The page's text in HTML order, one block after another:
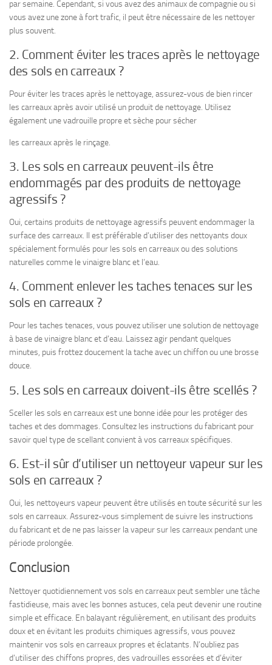
par semaine. Cependant, si vous avez des animaux de compagnie ou si
vous avez une zone à fort trafic, il peut être nécessaire de les nettoyer
plus souvent.
2. Comment éviter les traces après le nettoyage
des sols en carreaux ?
Pour éviter les traces après le nettoyage, assurez-vous de bien rincer
les carreaux après avoir utilisé un produit de nettoyage. Utilisez
également une vadrouille propre et sèche pour sécher
les carreaux après le rinçage.
3. Les sols en carreaux peuvent-ils être
endommagés par des produits de nettoyage
agressifs ?
Oui, certains produits de nettoyage agressifs peuvent endommager la
surface des carreaux. Il est préférable d’utiliser des nettoyants doux
spécialement formulés pour les sols en carreaux ou des solutions
naturelles comme le vinaigre blanc et l’eau.
4. Comment enlever les taches tenaces sur les
sols en carreaux ?
Pour les taches tenaces, vous pouvez utiliser une solution de nettoyage
à base de vinaigre blanc et d’eau. Laissez agir pendant quelques
minutes, puis frottez doucement la tache avec un chiffon ou une brosse
douce.
5. Les sols en carreaux doivent-ils être scellés ?
Sceller les sols en carreaux est une bonne idée pour les protéger des
taches et des dommages. Consultez les instructions du fabricant pour
savoir quel type de scellant convient à vos carreaux spécifiques.
6. Est-il sûr d’utiliser un nettoyeur vapeur sur les
sols en carreaux ?
Oui, les nettoyeurs vapeur peuvent être utilisés en toute sécurité sur les
sols en carreaux. Assurez-vous simplement de suivre les instructions
du fabricant et de ne pas laisser la vapeur sur les carreaux pendant une
période prolongée.
Conclusion
Nettoyer quotidiennement vos sols en carreaux peut sembler une tâche
fastidieuse, mais avec les bonnes astuces, cela peut devenir une routine
simple et efficace. En balayant régulièrement, en utilisant des produits
doux et en évitant les produits chimiques agressifs, vous pouvez
maintenir vos sols en carreaux propres et éclatants. N’oubliez pas
d’utiliser des chiffons propres, des vadrouilles essorées et d’éviter